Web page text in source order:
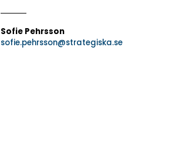
Sofie Pehrsson
sofie.pehrsson@strategiska.se